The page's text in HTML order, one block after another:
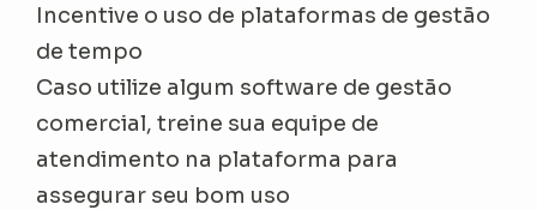
Incentive o uso de plataformas de gestão
de tempo
Caso utilize algum software de gestão
comercial, treine sua equipe de
atendimento na plataforma para
assegurar seu bom uso